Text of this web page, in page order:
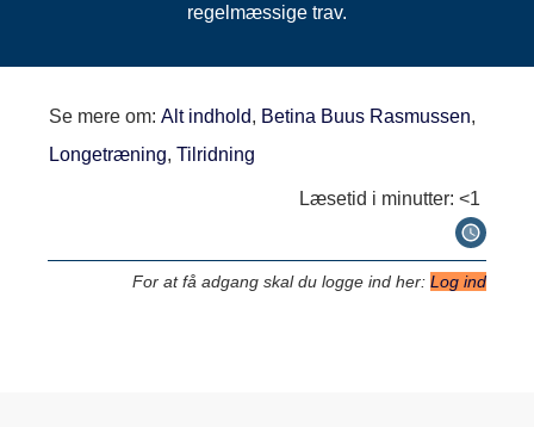
regelmæssige trav.
Se mere om: Alt indhold, Betina Buus Rasmussen,
Longetræning, Tilridning
Læsetid i minutter: <1
For at få adgang skal du logge ind her: Log ind